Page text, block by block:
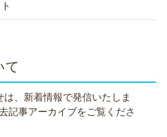
て
、新着情報で発信いたしま
記事アーカイブをご覧くださ